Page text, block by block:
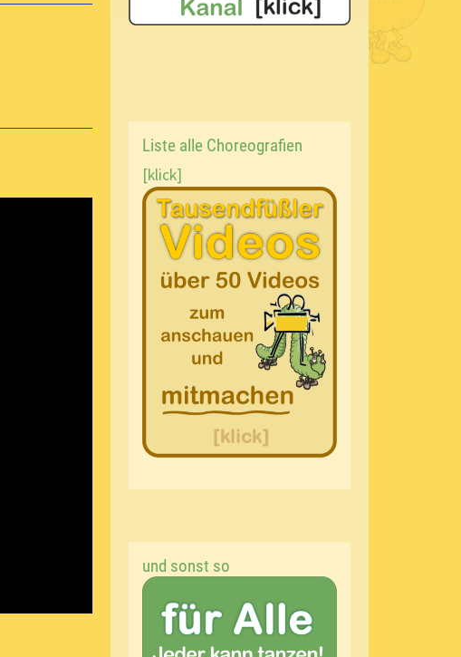
Liste alle Choreografien
[klick]
und sonst so